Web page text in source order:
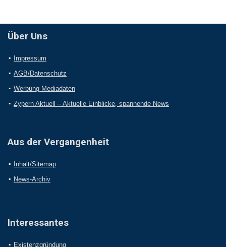
Über Uns
Impressum
AGB/Datenschutz
Werbung Mediadaten
Zypern Aktuell – Aktuelle Einblicke, spannende News
Aus der Vergangenheit
Inhalt/Sitemap
News-Archiv
Interessantes
Existenzgründung